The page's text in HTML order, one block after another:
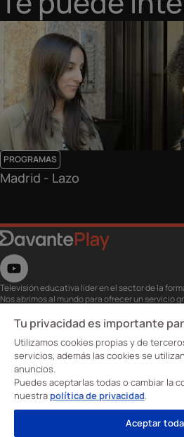
PROGRAMAS
Madrid - Lazo
Televisión educativa líder en el sector de la
Nos abrimos al mundo para ofrecer un servicio
eventos, masterclass y recursos para
Utiliza esta plataforma para tu formación ya
para conseguir o mejorar tu empleo.
Te invitamos a conocer nuestro contenido a la
quieras.
Davante Play. #FormaciónEnAbierto
Oposiciones
Tu privacidad es importante
Utilizamos cookies propias y de
servicios, además las cookies se
anuncios.
Puedes aceptarlas todas o cambiar la
nuestra política de privacidad.
Aceptar